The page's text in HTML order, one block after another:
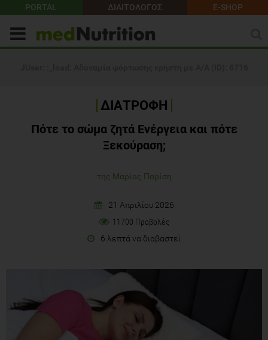
PORTAL ΔΙΑΙΤΟΛΟΓΟΣ E-SHOP
Ξεκούραση;
της Μαρίας Παρίση
6 λεπτά να διαβαστεί